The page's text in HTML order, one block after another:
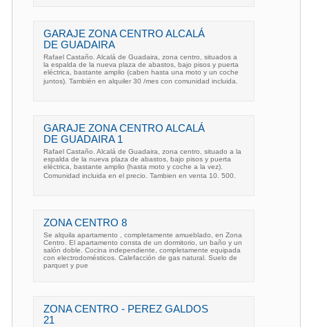
GARAJE ZONA CENTRO ALCALÁ
DE GUADAIRA
Rafael Castaño. Alcalá de Guadaira, zona centro, situados a
la espalda de la nueva plaza de abastos, bajo pisos y puerta
eléctrica, bastante amplio (caben hasta una moto y un coche
juntos). También en alquiler 30 /mes con comunidad incluida.
GARAJE ZONA CENTRO ALCALÁ
DE GUADAIRA 1
Rafael Castaño. Alcalá de Guadaira, zona centro, situado a la
espalda de la nueva plaza de abastos, bajo pisos y puerta
eléctrica, bastante amplio (hasta moto y coche a la vez).
Comunidad incluida en el precio. Tambien en venta 10. 500.
ZONA CENTRO 8
Se alquila apartamento , completamente amueblado, en Zona
Centro. El apartamento consta de un dormitorio, un baño y un
salón doble. Cocina independiente, completamente equipada
con electrodomésticos. Calefacción de gas natural. Suelo de
parquet y pue
ZONA CENTRO - PEREZ GALDOS
21